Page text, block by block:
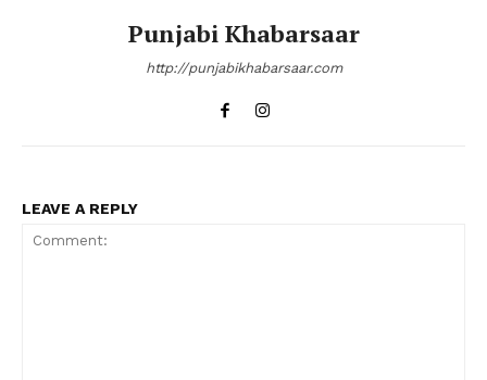
Punjabi Khabarsaar
http://punjabikhabarsaar.com
LEAVE A REPLY